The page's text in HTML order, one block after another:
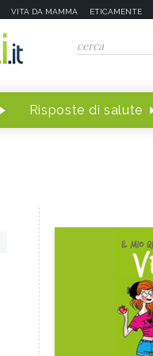
VITA DA MAMMA ETICAMENTE
Risposte di salute